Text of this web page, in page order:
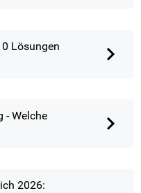
Lösungen
- Welche
2026: